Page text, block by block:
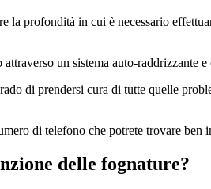
profondità in cui è necessario
un sistema auto-raddrizzante
di prendersi cura di tutte quelle
di telefono che potrete trovare ben
delle fognature?